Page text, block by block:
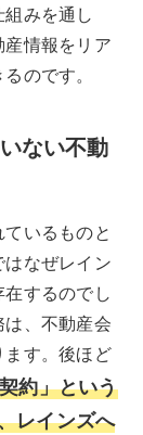
みを通し
情報をリア
のです。
ない不動
いるものと
なぜレイン
するのでし
、不動産会
す。後ほど
約」という
レインズへ